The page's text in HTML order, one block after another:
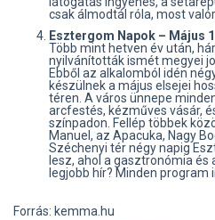
csak álmodtál róla, most
Esztergom Napok – Május
Több mint hetven év után,
nyilvánították ismét megyei
Ebből az alkalomból idén
készülnek a május elsejei
téren. A város ünnepe
arcfestés, kézműves vásár,
színpadon. Fellép többek
Manuel, az Apacuka, Nagy
Széchenyi tér négy napig
lesz, ahol a gasztronómia és
legjobb hír? Minden program
Forrás: kemma.hu